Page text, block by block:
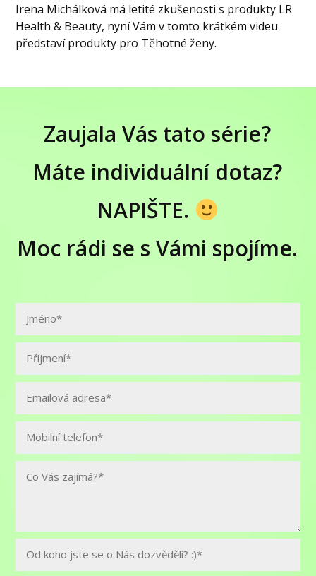
Irena Michálková má letité zkušenosti s produkty LR
Health & Beauty, nyní Vám v tomto krátkém videu
představí produkty pro Těhotné ženy.
Zaujala Vás tato série?
Máte individuální dotaz?
NAPIŠTE.
Moc rádi se s Vámi spojíme.